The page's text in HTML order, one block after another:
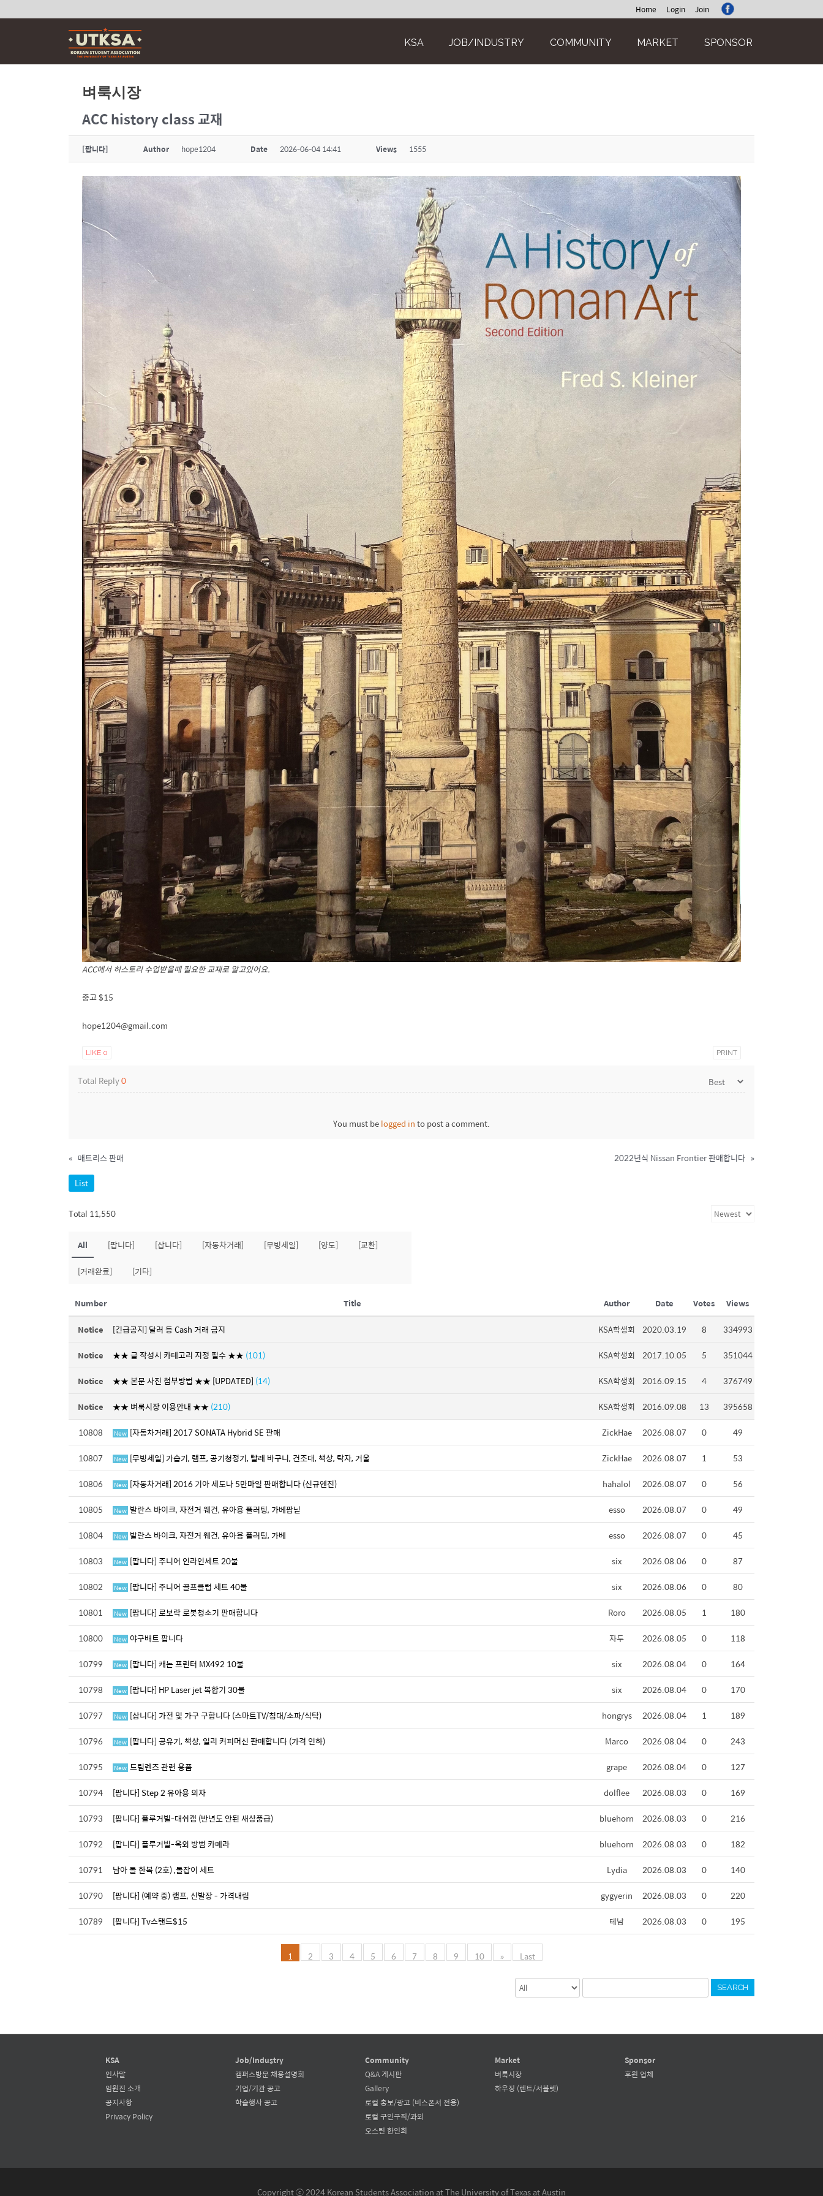
Home Login Join
KSA JOB/INDUSTRY COMMUNITY MARKET SPONSOR
벼룩시장
ACC history class 교재
[팝니다] Author hope1204 Date 2026-06-04 14:41 Views 1555
ACC에서 히스토리 수업받을때 필요한 교재로 알고있어요.
중고 $15
hope1204@gmail.com
LIKE 0 PRINT
Total Reply0
You must belogged into post a comment.
« 매트리스 판매 2022년식 Nissan Frontier 판매합니다 »
List
Total 11,550
All [팝니다] [삽니다] [자동차거래] [무빙세일] [양도] [교환]
[거래완료] [기타]
Number Title Author Date Votes Views
Notice [긴급공지] 달러 등 Cash 거래 금지 KSA학생회 2020.03.19 8
334993
Notice
★★ 글 작성시 카테고리 지정 필수 ★★(101) KSA학생회 2017.10.05 5
351044
Notice
★★ 본문 사진 첨부방법 ★★ [UPDATED] (14) KSA학생회 2016.09.15 4
376749
Notice
★★ 벼룩시장 이용안내 ★★(210) KSA학생회 2016.09.08 13
395658
10808
New [자동차거래] 2017 SONATA Hybrid SE 판매 ZickHae 2026.08.07 0
49
10807
New [무빙세일] 가습기, 램프, 공기청정기, 빨래 바구니, 건조대, 책상, 탁자, 거울 ZickHae 2026.08.07 1
53
10806
New [자동차거래] 2016 기아 세도나 5만마일 판매합니다 (신규엔진) hahalol 2026.08.07 0
56
10805
New 발란스 바이크, 자전거 웨건, 유아용 플러팅, 가베팝닏 esso 2026.08.07 0
49
10804
New 발란스 바이크, 자전거 웨건, 유아용 플러팅, 가베 esso 2026.08.07 0
45
10803
New [팝니다] 주니어 인라인세트 20불 six 2026.08.06 0
87
10802
New [팝니다] 주니어 골프클럽 세트 40불 six 2026.08.06 0
80
10801
New [팝니다] 로보락 로봇청소기 판매합니다 Roro 2026.08.05 1
180
10800
New 야구배트 팝니다 자두 2026.08.05 0
118
10799
New [팝니다] 캐논 프린터 MX492 10불 six 2026.08.04 0
164
10798
New [팝니다] HP Laser jet 복합기 30불 six 2026.08.04 0
170
10797
New [삽니다] 가전 및 가구 구합니다 (스마트TV/침대/소파/식탁) hongrys 2026.08.04 1
189
10796
New [팝니다] 공유기, 책상, 일리 커피머신 판매합니다 (가격 인하) Marco 2026.08.04 0
243
10795
New 드림렌즈 관련 용품 grape 2026.08.04 0
127
10794
[팝니다] Step 2 유아용 의자 dolflee 2026.08.03 0
169
10793
[팝니다] 플루거빌-대쉬캠 (반년도 안된 새상품급) bluehorn 2026.08.03 0
216
10792
[팝니다] 플루거빌-옥외 방범 카메라 bluehorn 2026.08.03 0
182
10791
남아 돌 한복 (2호) ,돌잡이 세트 Lydia 2026.08.03 0
140
10790
[팝니다] (예약 중) 램프, 신발장 - 가격내림 gygyerin 2026.08.03 0
220
10789
[팝니다] Tv스탠드$15 테남 2026.08.03 0 195
1 2 3 4 5 6 7 8 9 10 » Last
SEARCH
KSA
인사말
임원진 소개
공지사항
Privacy Policy
Job/Industry
캠퍼스방문 채용설명회
기업/기관 공고
학술행사 공고
Community
Q&A 게시판
Gallery
로컬 홍보/광고 (비스폰서 전용)
로컬 구인구직/과외
오스틴 한인회
Market
벼룩시장
하우징 (렌트/서블렛)
Sponsor
후원 업체
Copyright ⓒ 2024 Korean Students Association at The University of Texas at Austin